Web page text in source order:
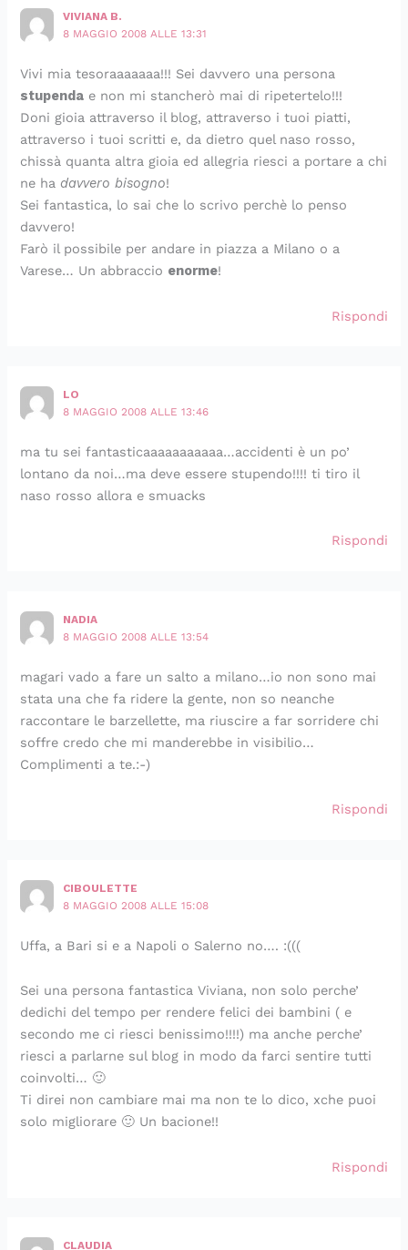
VIVIANA B.
8 MAGGIO 2008 ALLE 13:31
Vivi mia tesoraaaaaaa!!! Sei davvero una persona
stupenda e non mi stancherò mai di ripetertelo!!!
Doni gioia attraverso il blog, attraverso i tuoi piatti,
attraverso i tuoi scritti e, da dietro quel naso rosso,
chissà quanta altra gioia ed allegria riesci a portare a chi
ne ha davvero bisogno!
Sei fantastica, lo sai che lo scrivo perchè lo penso
davvero!
Farò il possibile per andare in piazza a Milano o a
Varese… Un abbraccio enorme!
Rispondi
LO
8 MAGGIO 2008 ALLE 13:46
ma tu sei fantasticaaaaaaaaaaa…accidenti è un po’
lontano da noi…ma deve essere stupendo!!!! ti tiro il
naso rosso allora e smuacks
Rispondi
NADIA
8 MAGGIO 2008 ALLE 13:54
magari vado a fare un salto a milano…io non sono mai
stata una che fa ridere la gente, non so neanche
raccontare le barzellette, ma riuscire a far sorridere chi
soffre credo che mi manderebbe in visibilio…
Complimenti a te.:-)
Rispondi
CIBOULETTE
8 MAGGIO 2008 ALLE 15:08
Uffa, a Bari si e a Napoli o Salerno no…. :(((
Sei una persona fantastica Viviana, non solo perche’
dedichi del tempo per rendere felici dei bambini ( e
secondo me ci riesci benissimo!!!!) ma anche perche’
riesci a parlarne sul blog in modo da farci sentire tutti
coinvolti… 🙂
Ti direi non cambiare mai ma non te lo dico, xche puoi
solo migliorare 🙂 Un bacione!!
Rispondi
CLAUDIA